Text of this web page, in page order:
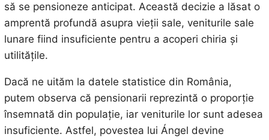
să se pensioneze anticipat. Această decizie a lăsat o
amprentă profundă asupra vieții sale, veniturile sale
lunare fiind insuficiente pentru a acoperi chiria și
utilitățile.
Dacă ne uităm la datele statistice din România,
putem observa că pensionarii reprezintă o proporție
însemnată din populație, iar veniturile lor sunt adesea
insuficiente. Astfel, povestea lui Ángel devine